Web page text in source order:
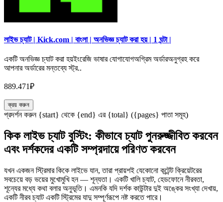
লাইভ চ্যাট | Kick.com | বাংলা | অনভিজ্ঞ চ্যাট করা হয় | 1 ঘন্টা |
একটি অনভিজ্ঞ চ্যাট করা হয়ইংরেজি ভাষার যোগাযোগঅগ্রিম অর্ডারঅনুগ্রহ করে
আপনার অর্ডারের মন্তব্যে স্ট্র..
889.471₽
ক্রয় করুন
প্রদর্শন করুন {start} থেকে {end} এর {total} ({pages} পাতা সমূহ)
কিক লাইভ চ্যাট বুস্টিং: কীভাবে চ্যাট পুনরুজ্জীবিত করবেন
এবং দর্শকদের একটি সম্প্রদায়ে পরিণত করবেন
যখন একজন স্ট্রিমার কিকে লাইভে যান, তারা প্রায়শই যেকোনো কন্টেন্ট ক্রিয়েটরের
সবচেয়ে বড় ভয়ের মুখোমুখি হন — শূন্যতা। একটি খালি চ্যাট, হেডফোনে নীরবতা,
শূন্যের মধ্যে কথা বলার অনুভূতি। এমনকি যদি দর্শক কাউন্টার দুই অঙ্কের সংখ্যা দেখায়,
একটি নীরব চ্যাট একটি স্ট্রিমের যাদু সম্পূর্ণরূপে নষ্ট করতে পারে।